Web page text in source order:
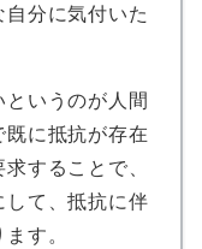
分に気付いた
いうのが人間
に抵抗が存在
することで、
て、抵抗に伴
す。